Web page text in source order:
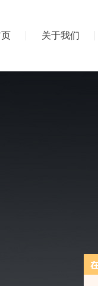
关于我们